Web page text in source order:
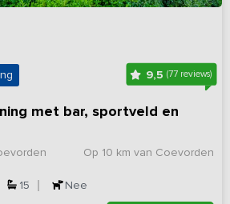
9,5(77 reviews)
met bar, sportveld en
Op 10 km van Coevorden
15 Nee